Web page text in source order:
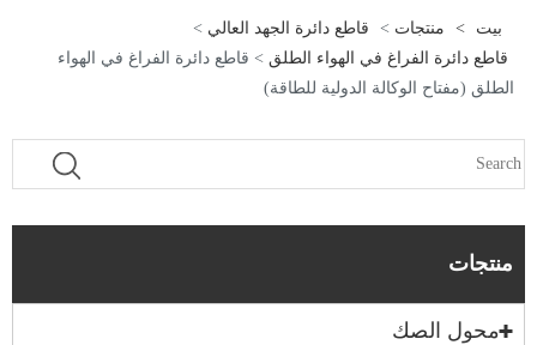
بيت > منتجات > قاطع دائرة الجهد العالي >
قاطع دائرة الفراغ في الهواء الطلق> قاطع دائرة الفراغ في الهواء
الطلق (مفتاح الوكالة الدولية للطاقة)
منتجات
محول الصك